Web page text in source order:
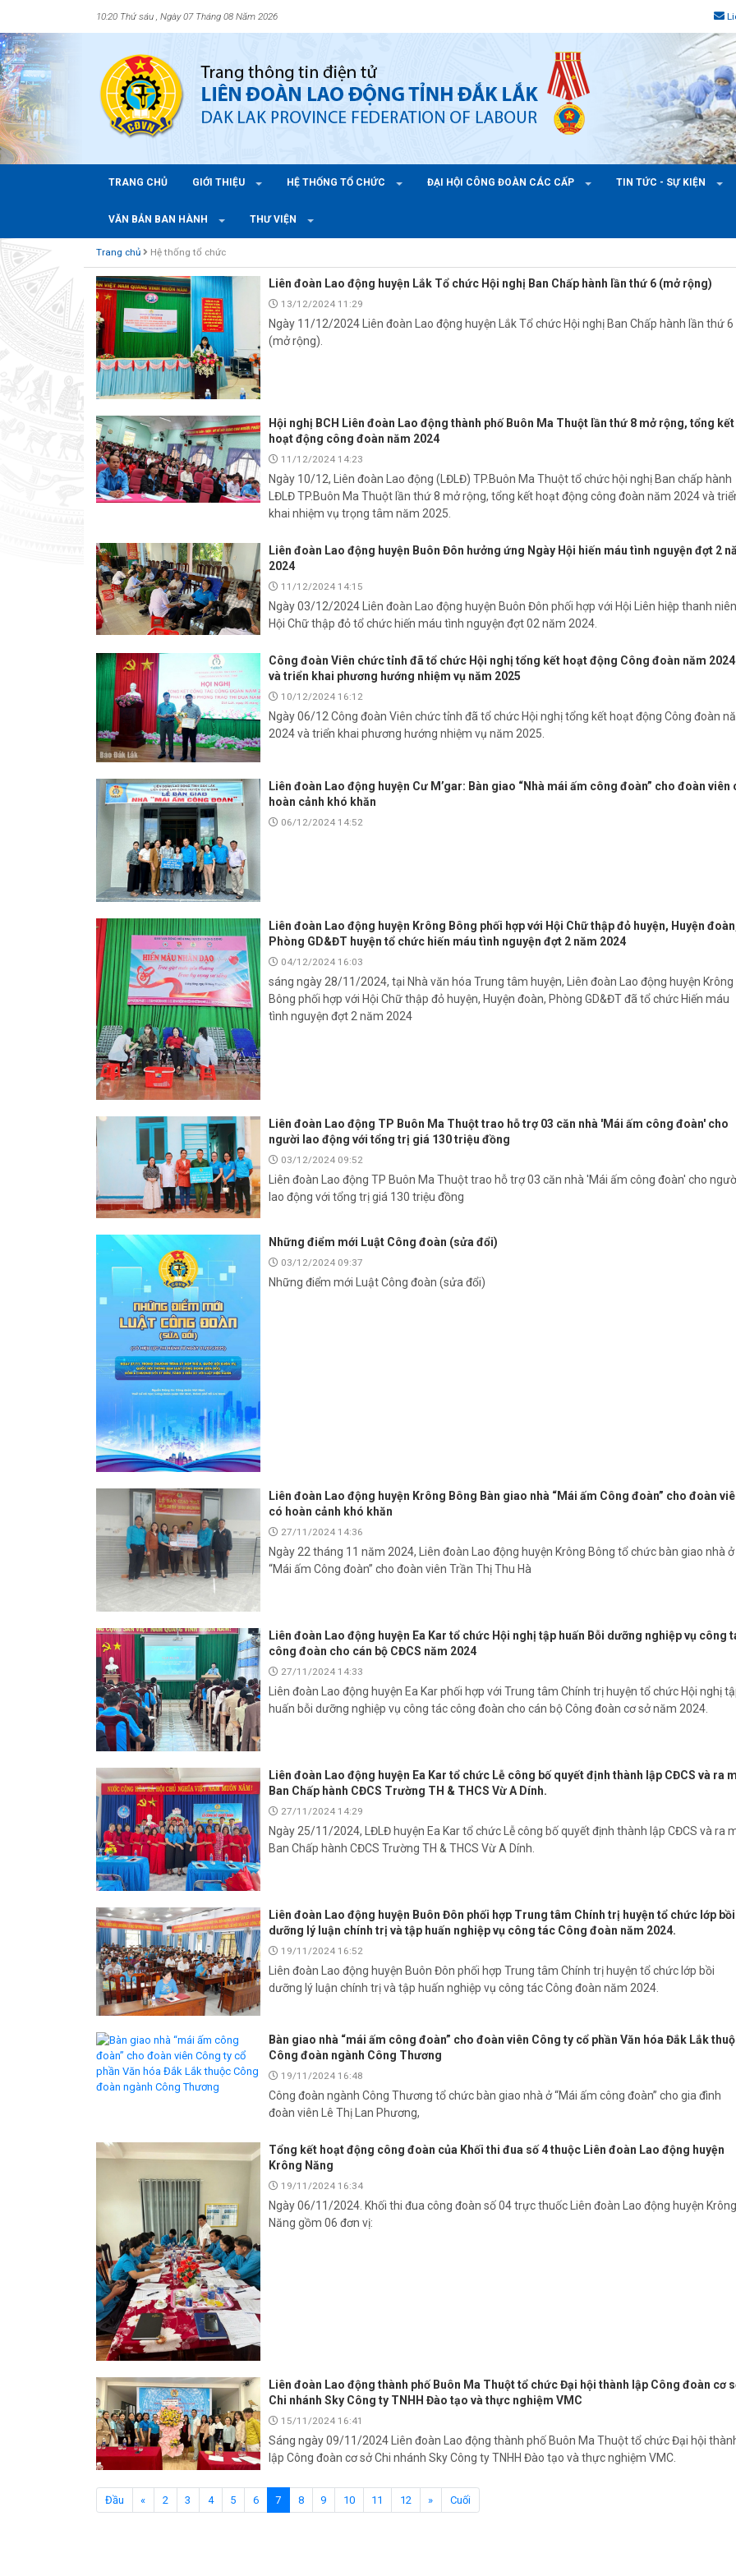
10:20 Thứ sáu , Ngày 07 Tháng 08 Năm 2026
TRANG CHỦ GIỚI THIỆU HỆ THỐNG TỔ CHỨC ĐẠI HỘI CÔNG ĐOÀN CÁC CẤP TIN TỨC - SỰ KIỆN
VĂN BẢN BAN HÀNH THƯ VIỆN
Trang chủ Hệ thống tổ chức
Liên đoàn Lao động huyện Lắk Tổ chức Hội nghị Ban Chấp hành lần thứ 6 (mở rộng)
13/12/2024 11:29
Ngày 11/12/2024 Liên đoàn Lao động huyện Lắk Tổ chức Hội nghị Ban Chấp hành lần thứ 6
(mở rộng).
Hội nghị BCH Liên đoàn Lao động thành phố Buôn Ma Thuột lần thứ 8 mở rộng, tổng kết
hoạt động công đoàn năm 2024
11/12/2024 14:23
Ngày 10/12, Liên đoàn Lao động (LĐLĐ) TP.Buôn Ma Thuột tổ chức hội nghị Ban chấp hành
LĐLĐ TP.Buôn Ma Thuột lần thứ 8 mở rộng, tổng kết hoạt động công đoàn năm 2024 và
khai nhiệm vụ trọng tâm năm 2025.
Liên đoàn Lao động huyện Buôn Đôn hưởng ứng Ngày Hội hiến máu tình nguyện đợt 2
2024
11/12/2024 14:15
Ngày 03/12/2024 Liên đoàn Lao động huyện Buôn Đôn phối hợp với Hội Liên hiệp thanh
Hội Chữ thập đỏ tổ chức hiến máu tình nguyện đợt 02 năm 2024.
Công đoàn Viên chức tỉnh đã tổ chức Hội nghị tổng kết hoạt động Công đoàn năm 2024
và triển khai phương hướng nhiệm vụ năm 2025
10/12/2024 16:12
Ngày 06/12 Công đoàn Viên chức tỉnh đã tổ chức Hội nghị tổng kết hoạt động Công đoàn
2024 và triển khai phương hướng nhiệm vụ năm 2025.
Liên đoàn Lao động huyện Cư M’gar: Bàn giao “Nhà mái ấm công đoàn” cho đoàn viên
hoàn cảnh khó khăn
06/12/2024 14:52
Liên đoàn Lao động huyện Krông Bông phối hợp với Hội Chữ thập đỏ huyện, Huyện
Phòng GD&ĐT huyện tổ chức hiến máu tình nguyện đợt 2 năm 2024
04/12/2024 16:03
sáng ngày 28/11/2024, tại Nhà văn hóa Trung tâm huyện, Liên đoàn Lao động huyện Krông
Bông phối hợp với Hội Chữ thập đỏ huyện, Huyện đoàn, Phòng GD&ĐT đã tổ chức Hiến máu
tình nguyện đợt 2 năm 2024
Liên đoàn Lao động TP Buôn Ma Thuột trao hỗ trợ 03 căn nhà 'Mái ấm công đoàn' cho
người lao động với tổng trị giá 130 triệu đồng
03/12/2024 09:52
Liên đoàn Lao động TP Buôn Ma Thuột trao hỗ trợ 03 căn nhà 'Mái ấm công đoàn' cho
lao động với tổng trị giá 130 triệu đồng
Những điểm mới Luật Công đoàn (sửa đổi)
03/12/2024 09:37
Những điểm mới Luật Công đoàn (sửa đổi)
Liên đoàn Lao động huyện Krông Bông Bàn giao nhà “Mái ấm Công đoàn” cho đoàn
có hoàn cảnh khó khăn
27/11/2024 14:36
Ngày 22 tháng 11 năm 2024, Liên đoàn Lao động huyện Krông Bông tổ chức bàn giao nhà ở
“Mái ấm Công đoàn” cho đoàn viên Trần Thị Thu Hà
Liên đoàn Lao động huyện Ea Kar tổ chức Hội nghị tập huấn Bỗi dưỡng nghiệp vụ công
công đoàn cho cán bộ CĐCS năm 2024
27/11/2024 14:33
Liên đoàn Lao động huyện Ea Kar phối hợp với Trung tâm Chính trị huyện tổ chức Hội nghị
huấn bỗi dưỡng nghiệp vụ công tác công đoàn cho cán bộ Công đoàn cơ sở năm 2024.
Liên đoàn Lao động huyện Ea Kar tổ chức Lễ công bố quyết định thành lập CĐCS và ra
Ban Chấp hành CĐCS Trường TH & THCS Vừ A Dính.
27/11/2024 14:29
Ngày 25/11/2024, LĐLĐ huyện Ea Kar tổ chức Lễ công bố quyết định thành lập CĐCS và ra
Ban Chấp hành CĐCS Trường TH & THCS Vừ A Dính.
Liên đoàn Lao động huyện Buôn Đôn phối hợp Trung tâm Chính trị huyện tổ chức lớp bồi
dưỡng lý luận chính trị và tập huấn nghiệp vụ công tác Công đoàn năm 2024.
19/11/2024 16:52
Liên đoàn Lao động huyện Buôn Đôn phối hợp Trung tâm Chính trị huyện tổ chức lớp bồi
dưỡng lý luận chính trị và tập huấn nghiệp vụ công tác Công đoàn năm 2024.
Bàn giao nhà “mái ấm công đoàn” cho đoàn viên Công ty cổ phần Văn hóa Đắk Lắk
Công đoàn ngành Công Thương
19/11/2024 16:48
Công đoàn ngành Công Thương tổ chức bàn giao nhà ở “Mái ấm công đoàn” cho gia đình
đoàn viên Lê Thị Lan Phương,
Tổng kết hoạt động công đoàn của Khối thi đua số 4 thuộc Liên đoàn Lao động huyện
Krông Năng
19/11/2024 16:34
Ngày 06/11/2024. Khối thi đua công đoàn số 04 trực thuốc Liên đoàn Lao động huyện Krông
Năng gồm 06 đơn vị:
Liên đoàn Lao động thành phố Buôn Ma Thuột tổ chức Đại hội thành lập Công đoàn cơ
Chi nhánh Sky Công ty TNHH Đào tạo và thực nghiệm VMC
15/11/2024 16:41
Sáng ngày 09/11/2024 Liên đoàn Lao động thành phố Buôn Ma Thuột tổ chức Đại hội
lập Công đoàn cơ sở Chi nhánh Sky Công ty TNHH Đào tạo và thực nghiệm VMC.
Đầu « 2 3 4 5 6 7(current)
8 9 10 11 12 » Cuối